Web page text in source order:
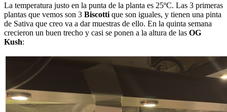
La temperatura justo en la punta de la planta es 25ºC. Las 3 primeras
plantas que vemos son 3 Biscotti que son iguales, y tienen una pinta
de Sativa que creo va a dar muestras de ello. En la quinta semana
crecieron un buen trecho y casi se ponen a la altura de las OG
Kush: